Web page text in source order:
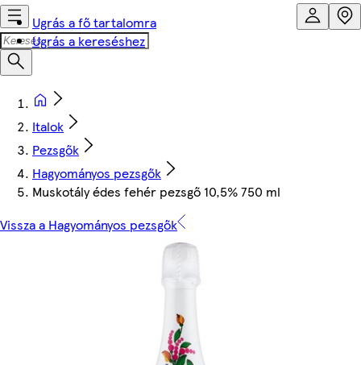
Ugrás a fő tartalomra
Ugrás a kereséshez
Italok
Pezsgők
Hagyományos pezsgők
Muskotály édes fehér pezsgő 10,5% 750 ml
Vissza a Hagyományos pezsgők